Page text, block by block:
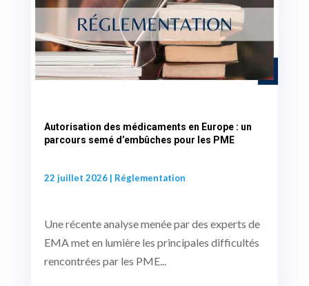
Autorisation des médicaments en Europe : un
parcours semé d’embûches pour les PME
22 juillet 2026| Réglementation
Une récente analyse menée par des experts de
EMA met en lumière les principales difficultés
rencontrées par les PME...